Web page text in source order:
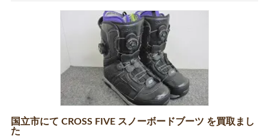
国立市にて CROSS FIVE スノーボードブーツ を買取まし
た